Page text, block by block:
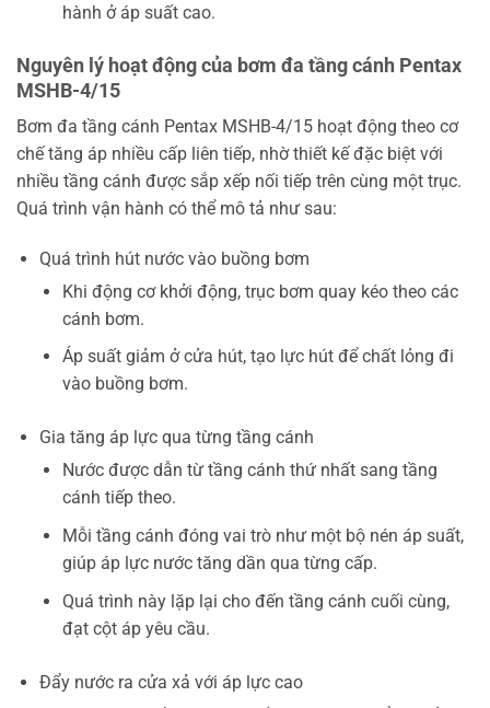
hành ở áp suất cao.
Nguyên lý hoạt động của bơm đa tầng cánh Pentax
MSHB-4/15
Bơm đa tầng cánh Pentax MSHB-4/15 hoạt động theo cơ
chế tăng áp nhiều cấp liên tiếp, nhờ thiết kế đặc biệt với
nhiều tầng cánh được sắp xếp nối tiếp trên cùng một trục.
Quá trình vận hành có thể mô tả như sau:
Quá trình hút nước vào buồng bơm
Khi động cơ khởi động, trục bơm quay kéo theo các
cánh bơm.
Áp suất giảm ở cửa hút, tạo lực hút để chất lỏng đi
vào buồng bơm.
Gia tăng áp lực qua từng tầng cánh
Nước được dẫn từ tầng cánh thứ nhất sang tầng
cánh tiếp theo.
Mỗi tầng cánh đóng vai trò như một bộ nén áp suất,
giúp áp lực nước tăng dần qua từng cấp.
Quá trình này lặp lại cho đến tầng cánh cuối cùng,
đạt cột áp yêu cầu.
Đẩy nước ra cửa xả với áp lực cao